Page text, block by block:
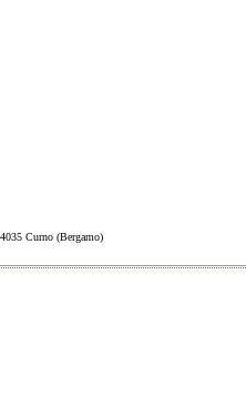
Curno (Bergamo)